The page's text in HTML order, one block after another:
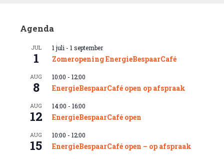
Agenda
JUL
1
1 juli - 1 september
Zomeropening EnergieBespaarCafé
AUG
8
10:00 - 12:00
EnergieBespaarCafé open op afspraak
AUG
12
14:00 - 16:00
EnergieBespaarCafé open
AUG
15
10:00 - 12:00
EnergieBespaarCafé open – op afspraak